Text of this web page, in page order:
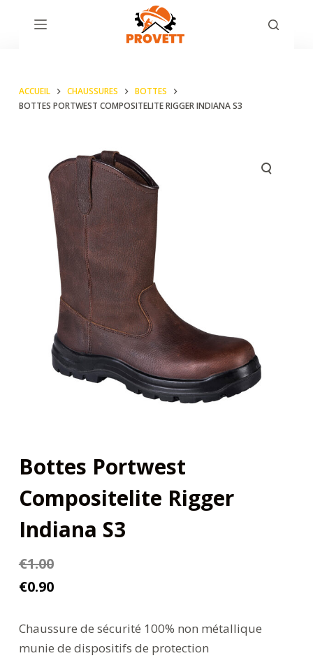
eACCUEIL CHAUSSURES
BOTTES
BOTTES PORTWEST COMPOSITELITE RIGGER INDIANA S3
Bottes Portwest
Compositelite Rigger
Indiana S3
€1.00
€0.90
Chaussure de sécurité 100% non métallique
munie de dispositifs de protection